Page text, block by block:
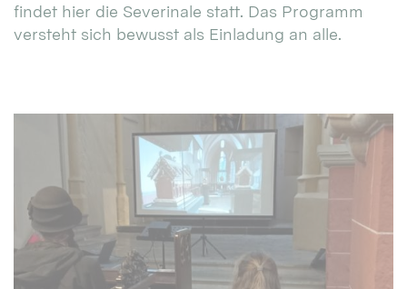
findet hier die Severinale statt. Das Programm
versteht sich bewusst als Einladung an alle.